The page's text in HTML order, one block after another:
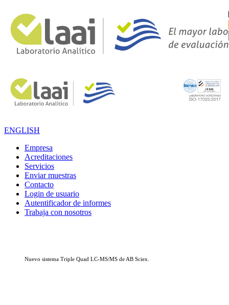
ENGLISH
Empresa
Acreditaciones
Servicios
Enviar muestras
Contacto
Login de usuario
Autentificador de informes
Trabaja con nosotros
Nuevo sistema Triple Quad LC-MS/MS de AB Sciex.